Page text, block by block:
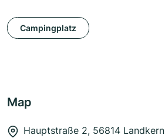
Campingplatz
Map
Hauptstraße 2, 56814 Landkern